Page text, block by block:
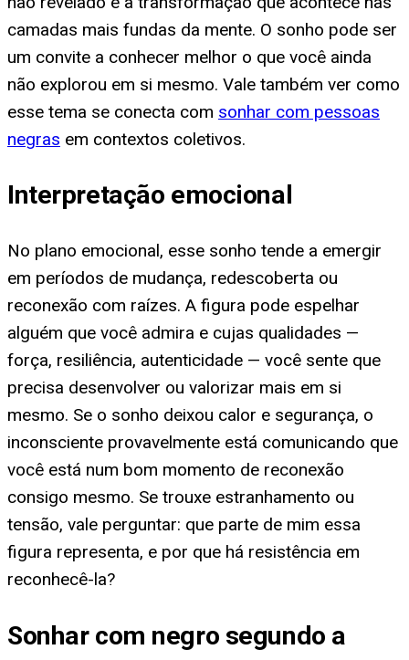
camadas mais fundas da mente. O sonho pode ser
um convite a conhecer melhor o que você ainda
não explorou em si mesmo. Vale também ver como
esse tema se conecta com sonhar com pessoas
negras em contextos coletivos.
Interpretação emocional
No plano emocional, esse sonho tende a emergir
em períodos de mudança, redescoberta ou
reconexão com raízes. A figura pode espelhar
alguém que você admira e cujas qualidades —
força, resiliência, autenticidade — você sente que
precisa desenvolver ou valorizar mais em si
mesmo. Se o sonho deixou calor e segurança, o
inconsciente provavelmente está comunicando que
você está num bom momento de reconexão
consigo mesmo. Se trouxe estranhamento ou
tensão, vale perguntar: que parte de mim essa
figura representa, e por que há resistência em
reconhecê-la?
Sonhar com negro segundo a